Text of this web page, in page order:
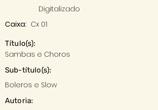
Digitalizado
Caixa: Cx 01
Título(s):
Sambas e Choros
Sub-título(s):
Boleros e Slow
Autoria: